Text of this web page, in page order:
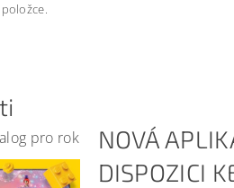
pro rok
NOVÁ
DISPOZICI